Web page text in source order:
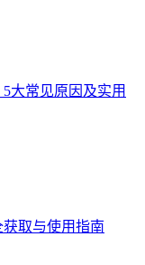
大常见原因及实用
获取与使用指南